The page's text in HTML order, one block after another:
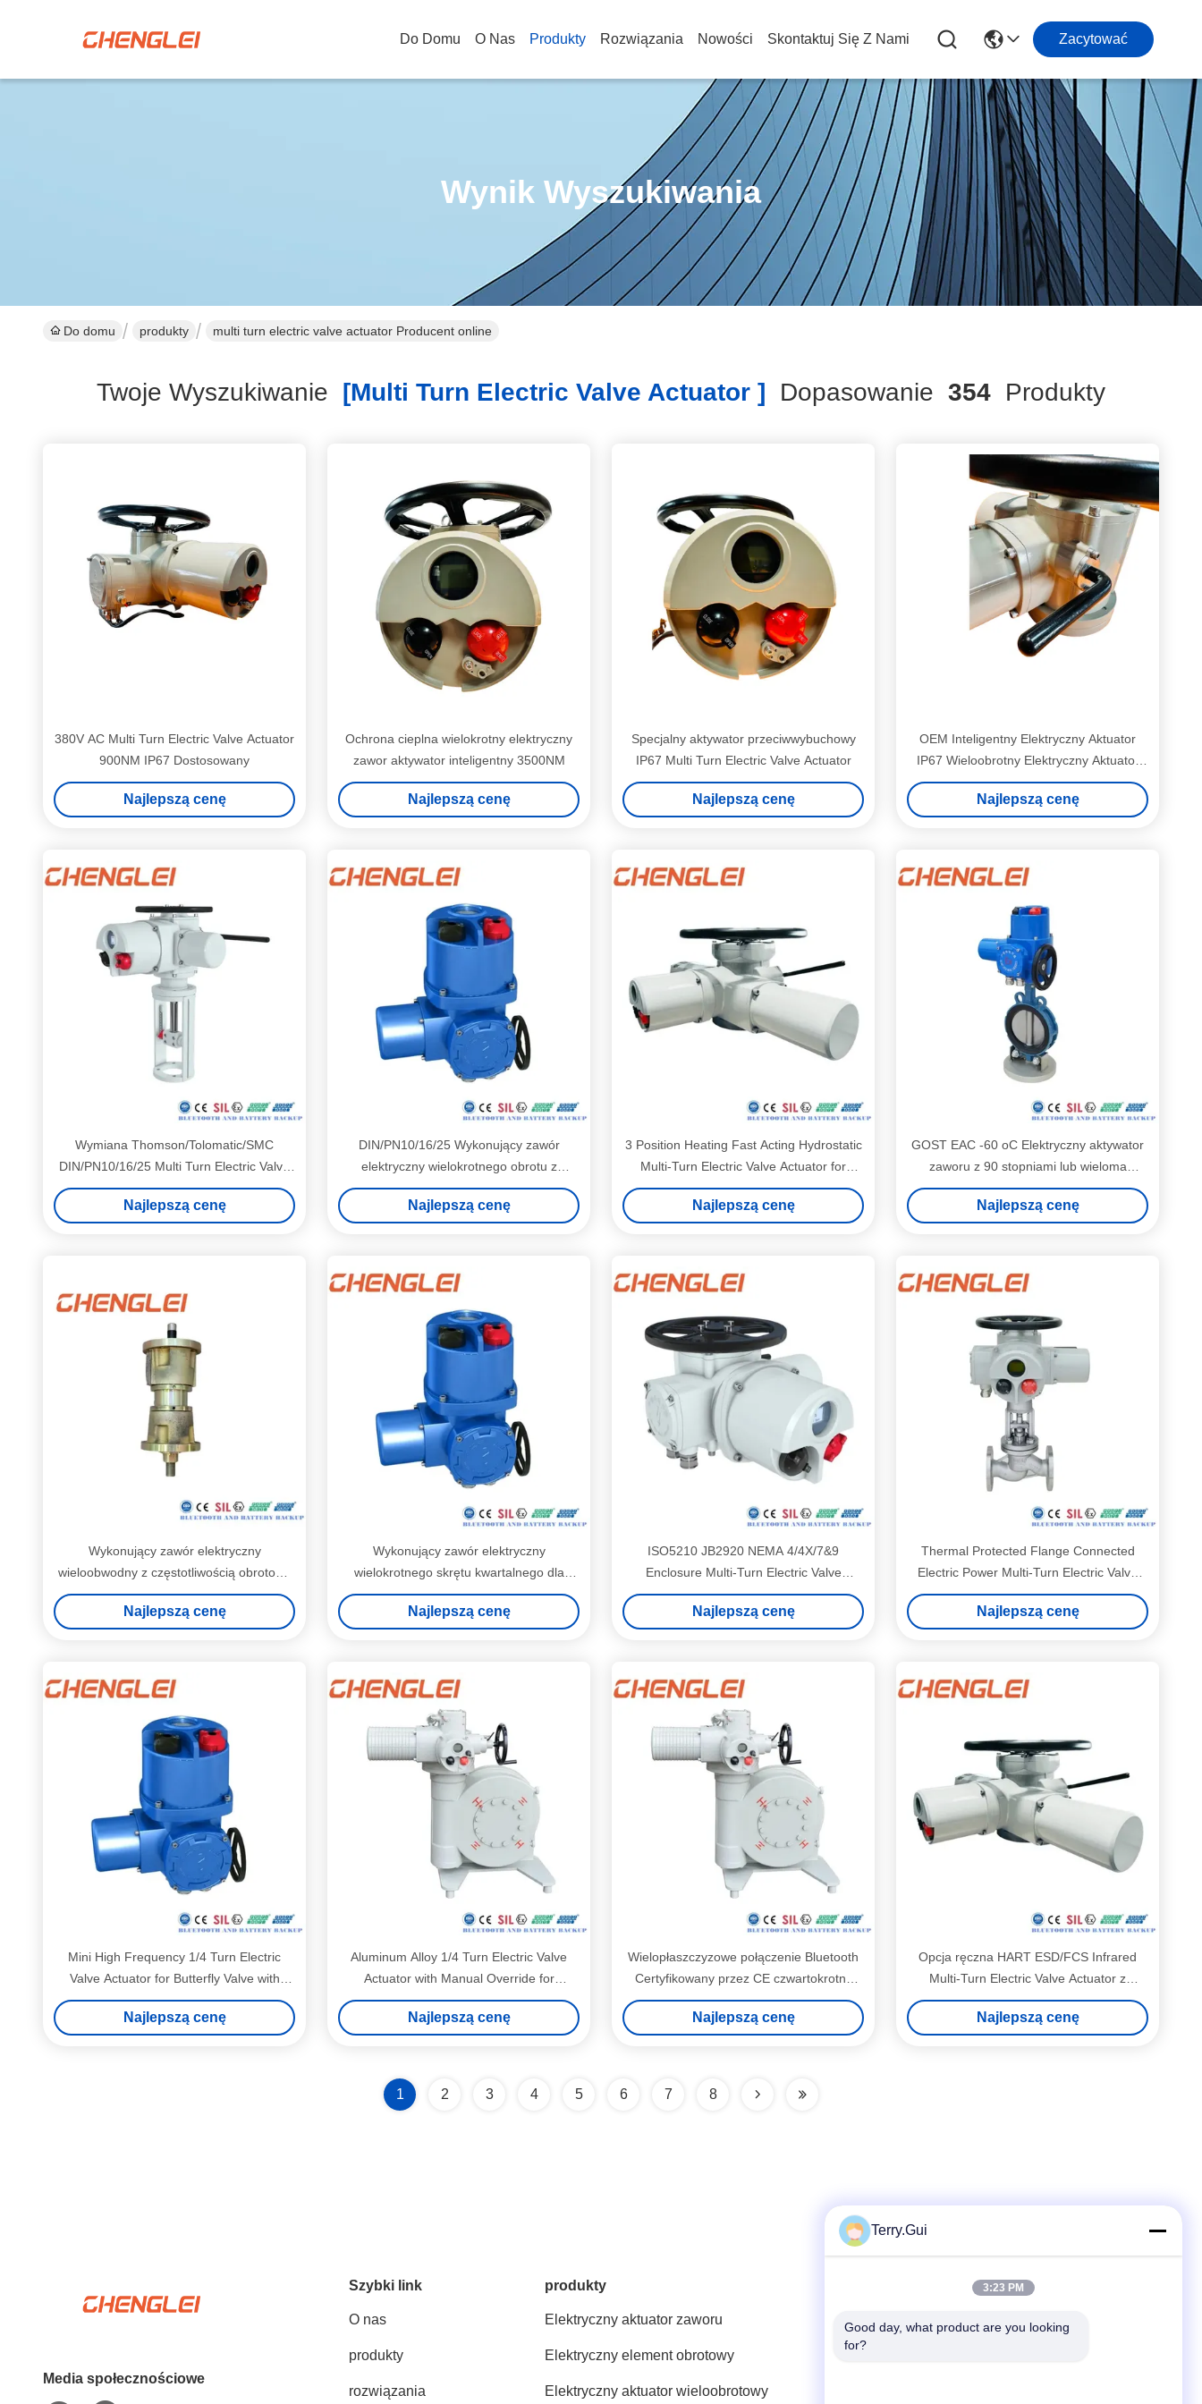
Do Domu O Nas Produkty Rozwiązania Nowości Skontaktuj Się Z Nami Zacytować
Wynik Wyszukiwania
Do domu produkty multi turn electric valve actuator Producent online
Twoje Wyszukiwanie [multi Turn Electric Valve Actuator ] Dopasowanie 354 Produkty
380V AC Multi Turn Electric Valve Actuator
900NM IP67 Dostosowany
Najlepszą cenę
Ochrona cieplna wielokrotny elektryczny
zawor aktywator inteligentny 3500NM
Najlepszą cenę
Specjalny aktywator przeciwwybuchowy
IP67 Multi Turn Electric Valve Actuator
Najlepszą cenę
OEM Inteligentny Elektryczny Aktuator
IP67 Wieloobrotny Elektryczny Aktuator
Zaworu
Najlepszą cenę
Wymiana Thomson/Tolomatic/SMC
DIN/PN10/16/25 Multi Turn Electric Valve
Actuator z zwykłą temperaturą dla zaworu
izolacyjnego
Najlepszą cenę
DIN/PN10/16/25 Wykonujący zawór
elektryczny wielokrotnego obrotu z
podłączeniem flanszy i silnikiem
elektrycznym
Najlepszą cenę
3 Position Heating Fast Acting Hydrostatic
Multi-Turn Electric Valve Actuator for
Isolation Valve
Najlepszą cenę
GOST EAC -60 oC Elektryczny aktywator
zaworu z 90 stopniami lub wieloma
obrotami i ochroną IP65/IP67/IP68 dla
HVAC
Najlepszą cenę
Wykonujący zawór elektryczny
wieloobwodny z częstotliwością obrotową
czwartą z normą uderzenia 80 mm do
zaworu bramy noża
Najlepszą cenę
Wykonujący zawór elektryczny
wielokrotnego skrętu kwartalnego dla
zaworu bramy noża o mocy produkcyjnej
30000/rok
Najlepszą cenę
ISO5210 JB2920 NEMA 4/4X/7&9
Enclosure Multi-Turn Electric Valve
Actuator for Isolation Valve
Najlepszą cenę
Thermal Protected Flange Connected
Electric Power Multi-Turn Electric Valve
Actuator
Najlepszą cenę
Mini High Frequency 1/4 Turn Electric
Valve Actuator for Butterfly Valve with
Thermal Protection
Najlepszą cenę
Aluminum Alloy 1/4 Turn Electric Valve
Actuator with Manual Override for
Dampers and Valves
Najlepszą cenę
Wielopłaszczyzowe połączenie Bluetooth
Certyfikowany przez CE czwartokrotny
elektryczny aktuator zaworu do zaworu
bramy noża
Najlepszą cenę
Opcja ręczna HART ESD/FCS Infrared
Multi-Turn Electric Valve Actuator z
regulowaną prędkością
Najlepszą cenę
1 2 3 4 5 6 7 8
Media społecznościowe
Szybki link
O nas
produkty
rozwiązania
produkty
Elektryczny aktuator zaworu
Elektryczny element obrotowy
Elektryczny aktuator wieloobrotowy
teren
Terry.Gui
3:23 PM
Good day, what product are you looking
for?